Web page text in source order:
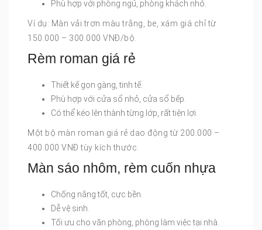
Phù hợp với phòng ngủ, phòng khách nhỏ.
Ví dụ: Màn vải trơn màu trắng, be, xám giá chỉ từ
150.000 – 300.000 VNĐ/bộ.
Rèm roman giá rẻ
Thiết kế gọn gàng, tinh tế.
Phù hợp với cửa sổ nhỏ, cửa sổ bếp.
Có thể kéo lên thành từng lớp, rất tiện lợi.
Một bộ màn roman giá rẻ dao động từ 200.000 –
400.000 VNĐ tùy kích thước.
Màn sáo nhôm, rèm cuốn nhựa
Chống nắng tốt, cực bền.
Dễ vệ sinh.
Tối ưu cho văn phòng, phòng làm việc tại nhà.